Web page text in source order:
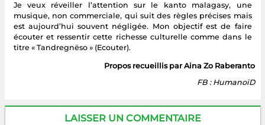
Je veux réveiller l’attention sur le kanto malagasy, une
musique, non commerciale, qui suit des règles précises mais
est aujourd’hui souvent négligée. Mon objectif est de faire
écouter et ressentir cette richesse culturelle comme dans le
titre « Tandregnëso » (Ecouter).
Propos recueillis par Aina Zo Raberanto
FB : HumanoïD
LAISSER UN COMMENTAIRE